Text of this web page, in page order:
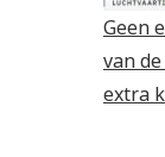
Geen
van
extra